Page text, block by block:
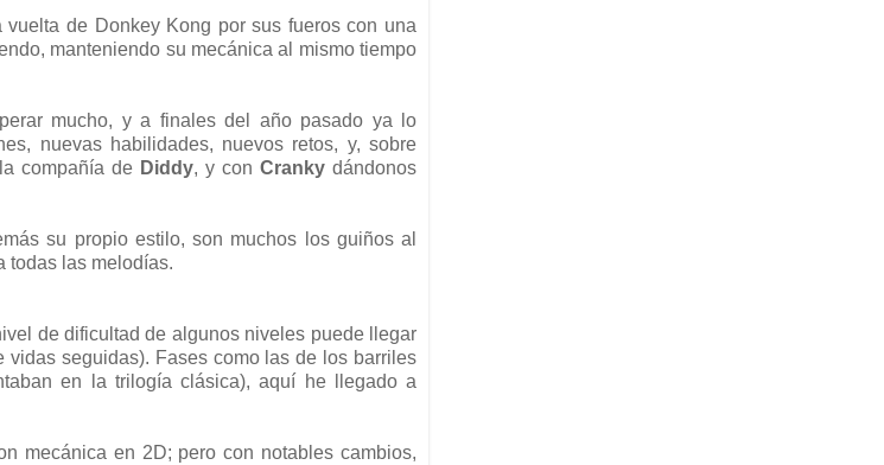
de Donkey Kong por sus fueros con una
manteniendo su mecánica al mismo tiempo
mucho, y a finales del año pasado ya lo
nuevas habilidades, nuevos retos, y, sobre
compañía de Diddy, y conCranky dándonos
su propio estilo, son muchos los guiños al
todas las melodías.
de dificultad de algunos niveles puede llegar
seguidas). Fases como las de los barriles
en la trilogía clásica), aquí he llegado a
mecánica en 2D; pero con notables cambios,